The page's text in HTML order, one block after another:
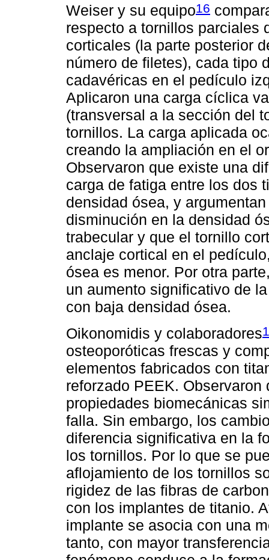
Weiser y su equipo16
respecto a tornillos parciales
corticales (la parte posterior
número de filetes), cada tipo
cadavéricas en el pedículo
Aplicaron una carga cíclica
(transversal a la sección del
tornillos. La carga aplicada
creando la ampliación en el
Observaron que existe una
carga de fatiga entre los dos
densidad ósea, y
disminución en la densidad
trabecular y que el tornillo
anclaje cortical en el
ósea es menor. Por otra
un aumento significativo de
con baja densidad ósea.
Oikonomidis y colaboradores
osteoporóticas frescas y
elementos fabricados con
reforzado PEEK.
propiedades biomecánicas
falla. Sin embargo, los
diferencia significativa en la
los tornillos. Por lo que se
aflojamiento de los tornillos
rigidez de las fibras de
con los implantes de titanio.
implante se asocia con una
tanto, con mayor